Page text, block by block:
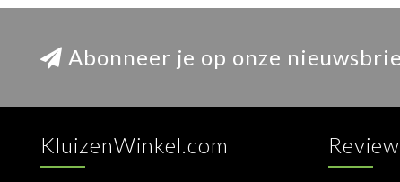
Abonneer je op onze
KluizenWinkel.com